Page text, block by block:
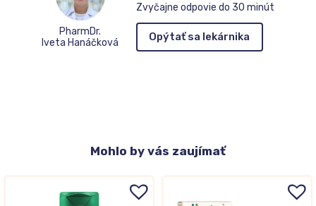
PharmDr.
Iveta Hanáčková
Zvyčajne odpovie do 30 minút
Opýtať sa lekárnika
Mohlo by vás zaujímať